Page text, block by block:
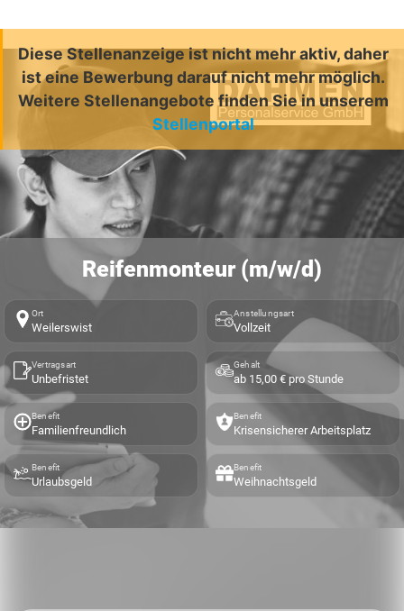
Diese Stellenanzeige ist nicht mehr aktiv, daher
ist eine Bewerbung darauf nicht mehr möglich.
Weitere Stellenangebote finden Sie in unserem
Stellenportal
Reifenmonteur (m/w/d)
Ort
Weilerswist
Anstellungsart
Vollzeit
Vertragsart
Unbefristet
Gehalt
ab 15,00 € pro Stunde
Benefit
Familienfreundlich
Benefit
Krisensicherer Arbeitsplatz
Benefit
Urlaubsgeld
Benefit
Weihnachtsgeld